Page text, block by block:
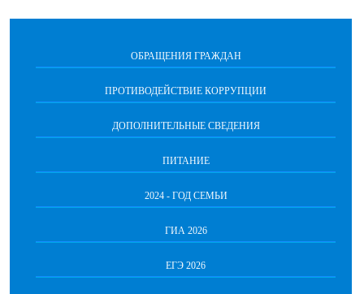
ОБРАЩЕНИЯ ГРАЖДАН
ПРОТИВОДЕЙСТВИЕ КОРРУПЦИИ
ДОПОЛНИТЕЛЬНЫЕ СВЕДЕНИЯ
ПИТАНИЕ
2024 - ГОД СЕМЬИ
ГИА 2026
ЕГЭ 2026